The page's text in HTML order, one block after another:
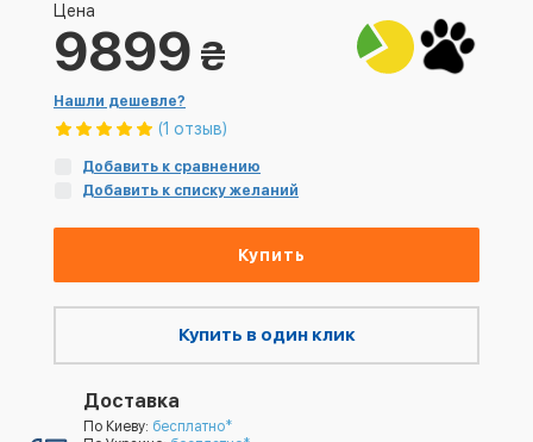
Цена
9899 ₴
Нашли дешевле?
(1 отзыв)
Добавить к сравнению
Добавить к списку желаний
Купить
Купить в один клик
Доставка
По Киеву: бесплатно*